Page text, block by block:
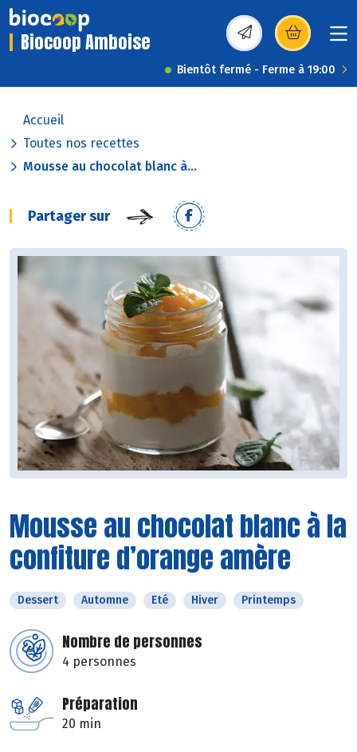
Biocoop Amboise (s’ouvre dans une
Bientôt fermé - Ferme à 19:00
Accueil
Toutes nos recettes
Mousse au chocolat blanc à...
Partager sur
Mousse au chocolat blanc à la
confiture d’orange amère
Dessert Automne Eté Hiver Printemps
Nombre de personnes
4 personnes
Préparation
20 min